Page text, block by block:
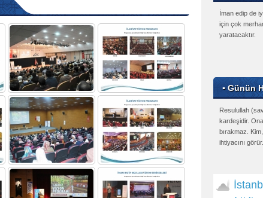
İman edip de
için çok
yaratacaktır.
▪ Günün
Resulullah
kardeşidir.
bırakmaz.
ihtiyacını
etti: "Kim,
otursa,